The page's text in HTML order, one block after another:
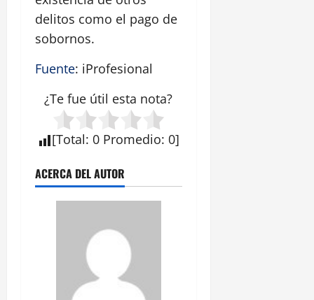
delitos como el pago de
sobornos.
Fuente: iProfesional
¿Te fue útil esta nota?
[Total: 0 Promedio: 0]
ACERCA DEL AUTOR